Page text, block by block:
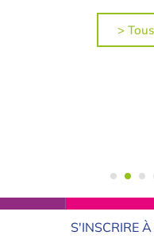
>
S'INSCRIRE